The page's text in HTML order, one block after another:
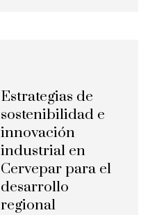
Estrategias de
sostenibilidad e
innovación
industrial en
Cervepar para el
desarrollo
regional